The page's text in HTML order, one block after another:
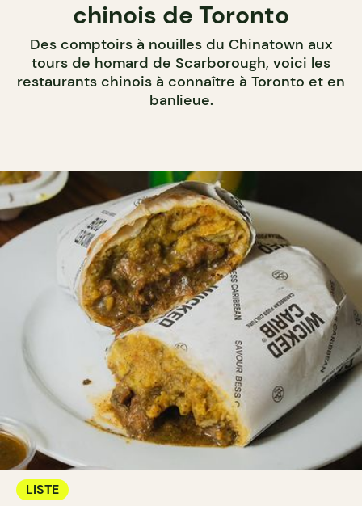
chinois de Toronto
Des comptoirs à nouilles du Chinatown aux
tours de homard de Scarborough, voici les
restaurants chinois à connaître à Toronto et en
banlieue.
LISTE